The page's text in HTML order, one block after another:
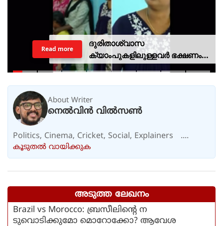
ദുരിതാശ്വാസ
ക്യാംപുകളിലുള്ളവർ ഭക്ഷണം
കഴിക്കുന്നത് സ്വന്തം കാശ്
Read more
About Writer
നെൽവിൻ വിൽസൺ
Politics, Cinema, Cricket, Social, Explainers ....
കൂടുതല്‍ വായിക്കുക
അടുത്ത ലേഖനം
Brazil vs Morocco: ബ്രസീലിന്റെ ന
ടുവൊടിക്കുമോ മൊറോക്കോ? ആവേശ